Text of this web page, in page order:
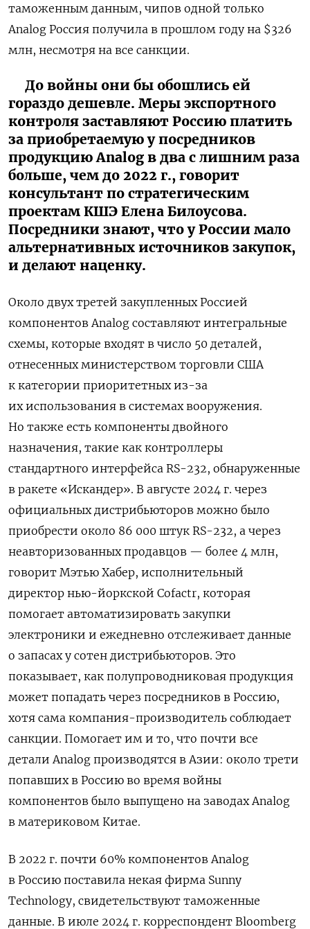
таможенным данным, чипов одной только
Analog Россия получила в прошлом году на $326
млн, несмотря на все санкции.
До войны они бы обошлись ей
гораздо дешевле. Меры экспортного
контроля заставляют Россию платить
за приобретаемую у посредников
продукцию Analog в два с лишним раза
больше, чем до 2022 г., говорит
консультант по стратегическим
проектам КШЭ Елена Билоусова.
Посредники знают, что у России мало
альтернативных источников закупок,
и делают наценку.
Около двух третей закупленных Россией
компонентов Analog составляют интегральные
схемы, которые входят в число 50 деталей,
отнесенных министерством торговли США
к категории приоритетных из-за
их использования в системах вооружения.
Но также есть компоненты двойного
назначения, такие как контроллеры
стандартного интерфейса RS-232, обнаруженные
в ракете «Искандер». В августе 2024 г. через
официальных дистрибьюторов можно было
приобрести около 86 000 штук RS-232, а через
неавторизованных продавцов — более 4 млн,
говорит Мэтью Хабер, исполнительный
директор нью-йоркской Cofactr, которая
помогает автоматизировать закупки
электроники и ежедневно отслеживает данные
о запасах у сотен дистрибьюторов. Это
показывает, как полупроводниковая продукция
может попадать через посредников в Россию,
хотя сама компания-производитель соблюдает
санкции. Помогает им и то, что почти все
детали Analog производятся в Азии: около трети
попавших в Россию во время войны
компонентов было выпущено на заводах Analog
в материковом Китае.
В 2022 г. почти 60% компонентов Analog
в Россию поставила некая фирма Sunny
Technology, свидетельствуют таможенные
данные. В июле 2024 г. корреспондент Bloomberg